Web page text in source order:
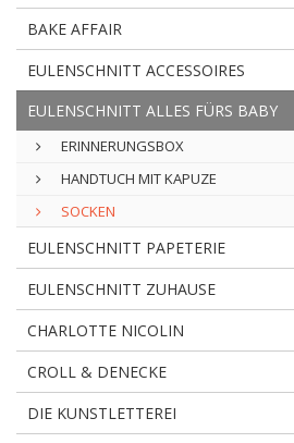
BAKE AFFAIR
EULENSCHNITT ACCESSOIRES
EULENSCHNITT ALLES FÜRS BABY
ERINNERUNGSBOX
HANDTUCH MIT KAPUZE
SOCKEN
EULENSCHNITT PAPETERIE
EULENSCHNITT ZUHAUSE
CHARLOTTE NICOLIN
CROLL & DENECKE
DIE KUNSTLETTEREI